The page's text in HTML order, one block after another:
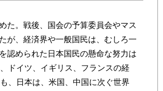
た。戦後、国会の予算委員会やマス
が、経済界や一般国民は、むしろ一
認められた日本国民の懸命な努力は
ドイツ、イギリス、フランスの経
、日本は、米国、中国に次ぐ世界